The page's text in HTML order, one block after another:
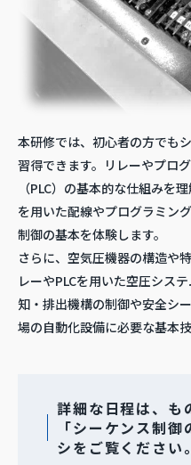
本研修では、初心者の方でも
習得できます。リレーやプロ
（PLC）の基本的な仕組みを
を用いた配線やプログラミン
制御の基本を体験します。
さらに、空気圧機器の構造や
レーやPLCを用いた空圧シス
知・排出機構の制御や安全シ
場の自動化設備に必要な基本
詳細な日程は、も
「シーケンス制
シをご覧ください。